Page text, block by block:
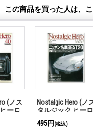
この商品を買った人は、
Nostalgic Hero (ノス
タルジック ヒーロ
(税込)
タ